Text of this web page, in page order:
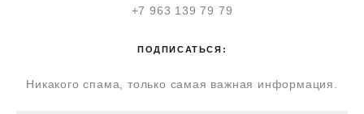
+7 963 139 79 79
ПОДПИСАТЬСЯ:
Никакого спама, только самая важная информация.